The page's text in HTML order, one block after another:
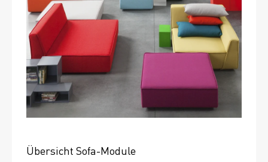
Übersicht Sofa-Module